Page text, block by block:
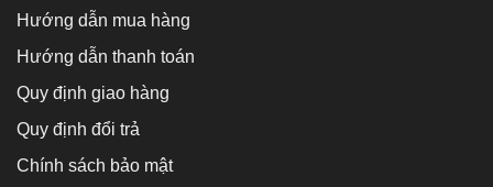
Hướng dẫn mua hàng
Hướng dẫn thanh toán
Quy định giao hàng
Quy định đổi trả
Chính sách bảo mật